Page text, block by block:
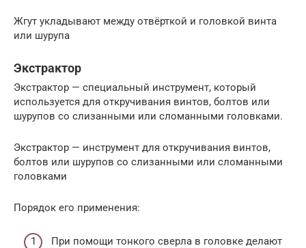
Жгут укладывают между отвёрткой и головкой винта
или шурупа
Экстрактор
Экстрактор — специальный инструмент, который
используется для откручивания винтов, болтов или
шурупов со слизанными или сломанными головками.
Экстрактор — инструмент для откручивания винтов,
болтов или шурупов со слизанными или сломанными
головками
Порядок его применения:
При помощи тонкого сверла в головке делают